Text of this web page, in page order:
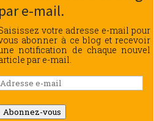
par e-mail.
votre adresse e-mail pour
abonner à ce blog et recevoir
notification de chaque nouvel
par e-mail.
Abonnez-vous